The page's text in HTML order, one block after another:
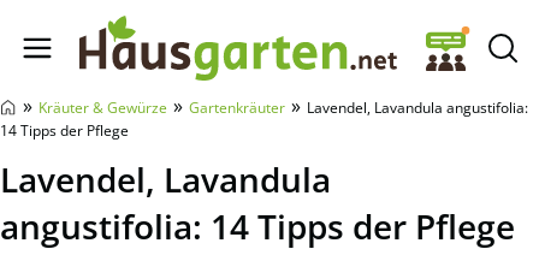
Hausgarten.net
» Kräuter & Gewürze » Gartenkräuter » Lavendel, Lavandula angustifolia:
14 Tipps der Pflege
Lavendel, Lavandula
angustifolia: 14 Tipps der Pflege